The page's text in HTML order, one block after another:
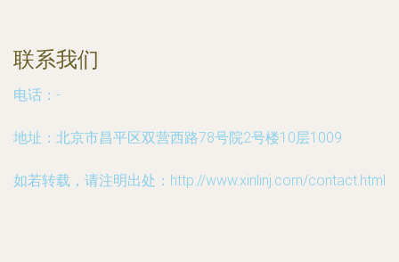
联系我们
电话：-
地址：北京市昌平区双营西路78号院2号楼10层1009
如若转载，请注明出处：http://www.xinlinj.com/contact.html